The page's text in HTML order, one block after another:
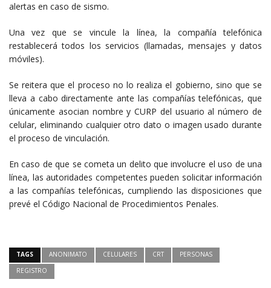
alertas en caso de sismo.
Una vez que se vincule la línea, la compañía telefónica
restablecerá todos los servicios (llamadas, mensajes y datos
móviles).
Se reitera que el proceso no lo realiza el gobierno, sino que se
lleva a cabo directamente ante las compañías telefónicas, que
únicamente asocian nombre y CURP del usuario al número de
celular, eliminando cualquier otro dato o imagen usado durante
el proceso de vinculación.
En caso de que se cometa un delito que involucre el uso de una
línea, las autoridades competentes pueden solicitar información
a las compañías telefónicas, cumpliendo las disposiciones que
prevé el Código Nacional de Procedimientos Penales.
TAGS ANONIMATO CELULARES CRT
PERSONAS
REGISTRO